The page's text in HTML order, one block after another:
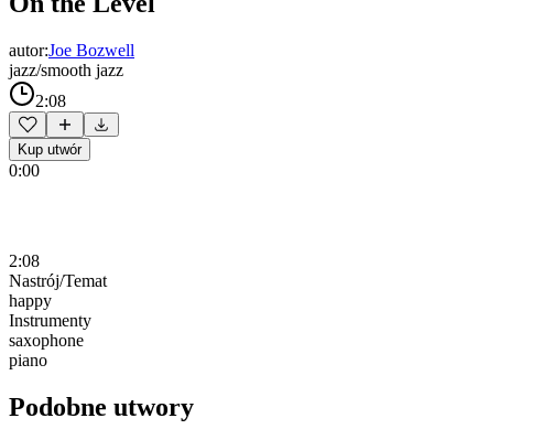
autor:Joe Bozwell
jazz/smooth jazz
2:08
Kup utwór
0:00
2:08
Nastrój/Temat
happy
Instrumenty
saxophone
piano
Podobne utwory